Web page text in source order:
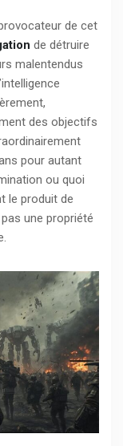
de cet
de détruire
malentendus
des objectifs
pour autant
ou quoi
le produit de
une propriété